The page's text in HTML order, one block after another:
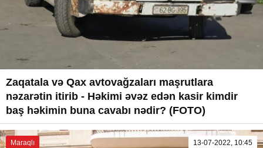
Zaqatala və Qax avtovağzaları maşrutlara
nəzarətin itirib - Həkimi əvəz edən kasir kimdir
baş həkimin buna cavabı nədir? (FOTO)
Maraqlı 13-07-2022, 10:45